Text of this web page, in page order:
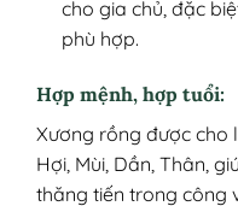
cho gia chủ, đặc
phù hợp.
Hợp mệnh, hợp tuổi:
Xương rồng được cho
Hợi, Mùi, Dần, Thân,
thăng tiến trong công